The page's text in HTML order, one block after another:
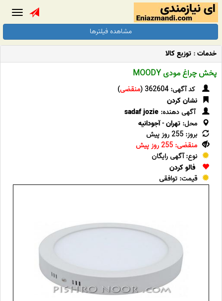
مشاهده فیلترها
خدمات: توزیع کالا
پخش چراغ مودی MOODY
کد آگهی: 362604 ( منقضی)
نشان کردن
آگهی دهنده: sadaf jozie
محل: تهران-آجودانیه
بروز: 255 روز پیش
منقضی: 255 روز پیش
نوع: آگهی رایگان
فالو کردن
قیمت: توافقی